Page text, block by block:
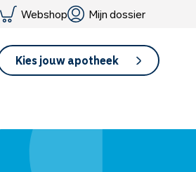
Webshop Mijn dossier
Kies jouw apotheek